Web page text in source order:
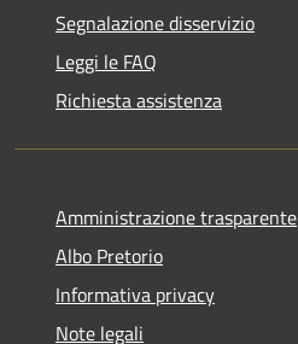
Segnalazione disservizio
Leggi le FAQ
Richiesta assistenza
Amministrazione trasparente
Albo Pretorio
Informativa privacy
Note legali